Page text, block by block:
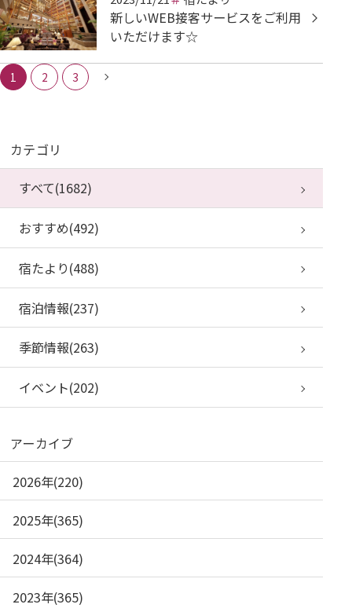
新しいWEB接客サービスをご利用
いただけます☆
1 2 3
カテゴリ
すべて(1682)
おすすめ(492)
宿たより(488)
宿泊情報(237)
季節情報(263)
イベント(202)
アーカイブ
2026年(220)
2025年(365)
2024年(364)
2023年(365)